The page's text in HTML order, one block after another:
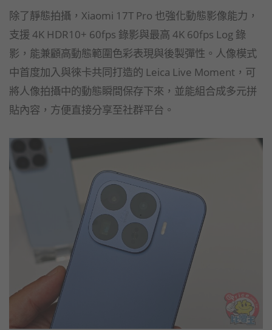
除了靜態拍攝，Xiaomi 17T Pro 也強化動態影像能力，
支援 4K HDR10+ 60fps 錄影與最高 4K 60fps Log 錄
影，能兼顧高動態範圍色彩表現與後製彈性。人像模式
中首度加入與徠卡共同打造的 Leica Live Moment，可
將人像拍攝中的動態瞬間保存下來，並能組合成多元拼
貼內容，方便直接分享至社群平台。